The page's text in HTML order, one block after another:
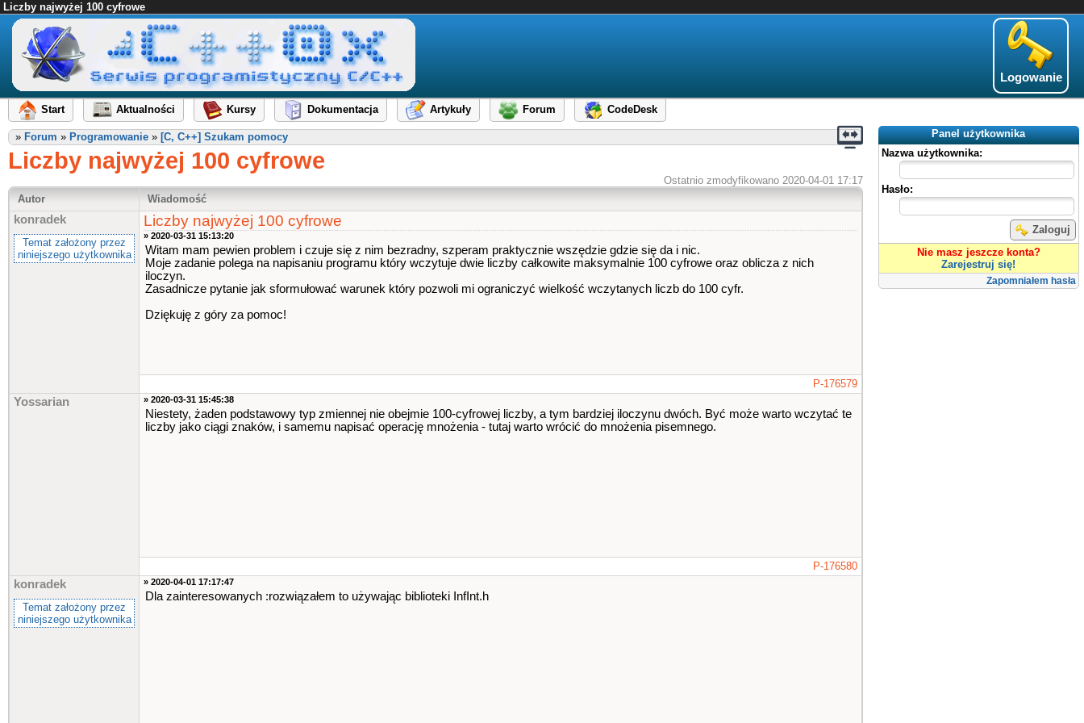
Liczby najwyżej 100 cyfrowe
Logowanie
Start Aktualności Kursy Dokumentacja Artykuły Forum
CodeDesk
Panel użytkownika
Nazwa użytkownika:
Hasło:
Zaloguj
Nie masz jeszcze konta?
Zarejestruj się!
Zapomniałem hasła
» Forum » Programowanie » [C, C++] Szukam pomocy
Liczby najwyżej 100 cyfrowe
Ostatnio zmodyfikowano 2020-04-01 17:17
Autor
Wiadomość
konradek
Temat założony przez
niniejszego użytkownika
Liczby najwyżej 100 cyfrowe
» 2020-03-31 15:13:20
Witam mam pewien problem i czuje się z nim bezradny, szperam praktycznie wszędzie gdzie się da i nic.
Moje zadanie polega na napisaniu programu który wczytuje dwie liczby całkowite maksymalnie 100 cyfrowe oraz oblicza z nich
iloczyn.
Zasadnicze pytanie jak sformułować warunek który pozwoli mi ograniczyć wielkość wczytanych liczb do 100 cyfr.
Dziękuję z góry za pomoc!
P-176579
Yossarian » 2020-03-31 15:45:38
Niestety, żaden podstawowy typ zmiennej nie obejmie 100-cyfrowej liczby, a tym bardziej iloczynu dwóch. Być może warto wczytać te
liczby jako ciągi znaków, i samemu napisać operację mnożenia - tutaj warto wrócić do mnożenia pisemnego.
P-176580
konradek
Temat założony przez
niniejszego użytkownika
» 2020-04-01 17:17:47
Dla zainteresowanych :rozwiązałem to używając biblioteki InfInt.h